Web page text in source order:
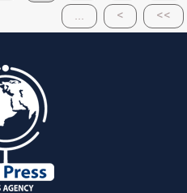
...
> >>